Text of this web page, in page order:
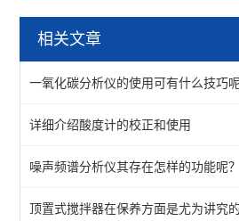
水质分析仪
相关文章
一氧化碳分析仪的使用可有什么技巧呢
详细介绍酸度计的校正和使用
噪声频谱分析仪其存在怎样的功能呢？
顶置式搅拌器在保养方面是尤为讲究的